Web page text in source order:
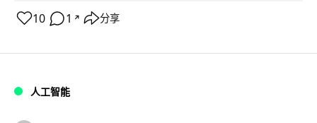
10 1 ↗ 分享
人工智能